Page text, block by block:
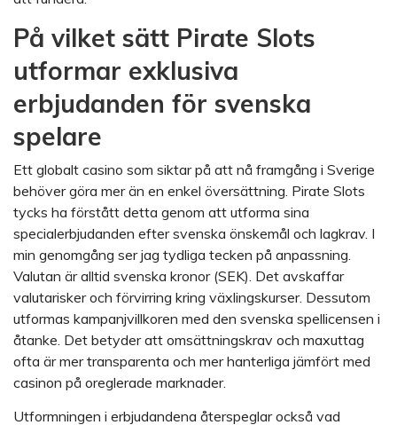
På vilket sätt Pirate Slots
utformar exklusiva
erbjudanden för svenska
spelare
Ett globalt casino som siktar på att nå framgång i Sverige
behöver göra mer än en enkel översättning. Pirate Slots
tycks ha förstått detta genom att utforma sina
specialerbjudanden efter svenska önskemål och lagkrav. I
min genomgång ser jag tydliga tecken på anpassning.
Valutan är alltid svenska kronor (SEK). Det avskaffar
valutarisker och förvirring kring växlingskurser. Dessutom
utformas kampanjvillkoren med den svenska spellicensen i
åtanke. Det betyder att omsättningskrav och maxuttag
ofta är mer transparenta och mer hanterliga jämfört med
casinon på oreglerade marknader.
Utformningen i erbjudandena återspeglar också vad